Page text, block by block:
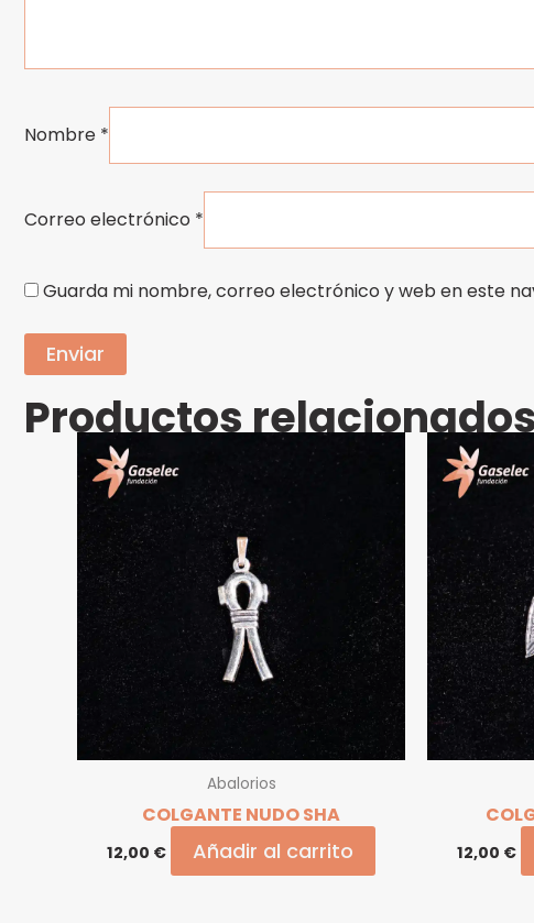
Nombre *
Correo electrónico *
Guarda mi nombre, correo electrónico y web en este
Productos
Abalorios
COLGANTE NUDO SHA
12,00 € Añadir al carrito 12,00 €